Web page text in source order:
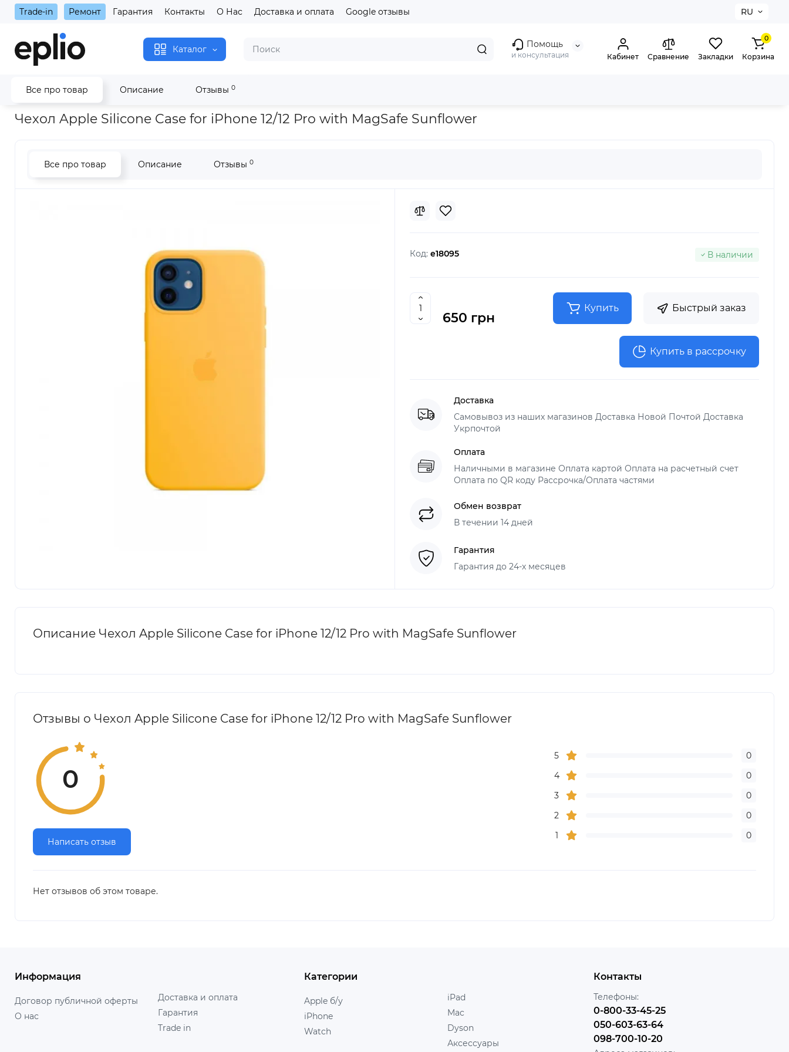
Trade-in Ремонт Гарантия Контакты О Нас Доставка и оплата Google отзывы RU
Каталог Помощь
и консультация Кабинет Сравнение Закладки
0
Корзина
Все про товар Описание Отзывы 0
Главная Чехол Apple Silicone Case for iPhone 12/12 Pro with MagSafe Sunflower
Чехол Apple Silicone Case for iPhone 12/12 Pro with MagSafe Sunflower
Все про товар Описание Отзывы 0
Код: e18095 В наличии
650 грн
Купить Быстрый заказ
Купить в рассрочку
Доставка
Самовывоз из наших магазинов Доставка Новой Почтой Доставка
Укрпочтой
Оплата
Наличными в магазине Оплата картой Оплата на расчетный счет
Оплата по QR коду Рассрочка/Оплата частями
Обмен возврат
В течении 14 дней
Гарантия
Гарантия до 24-х месяцев
Описание Чехол Apple Silicone Case for iPhone 12/12 Pro with MagSafe Sunflower
Отзывы о Чехол Apple Silicone Case for iPhone 12/12 Pro with MagSafe Sunflower
0
Написать отзыв
5
0
4
0
3
0
2
0
1
0
Нет отзывов об этом товаре.
Информация
Договор публичной оферты
О нас
Доставка и оплата
Гарантия
Trade in
Категории
Apple б/у
iPhone
Watch
iPad
Mac
Dyson
Аксессуары
Контакты
Телефоны:
0-800-33-45-25
050-603-63-64
098-700-10-20